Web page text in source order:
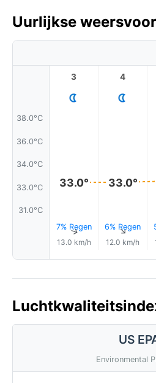
Uurlijkse
38.0°C
36.0°C
34.0°C
33.0°C
31.0°C
3
33.0°
7% Regen
↑
13.0 km/h
4
33.0°
6% Regen
↑
12.0 km/h
US
Environmental